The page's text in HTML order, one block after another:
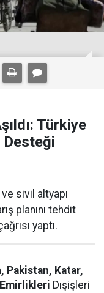
Türkiye
Desteği
sivil altyapı
planını tehdit
yaptı.
Pakistan, Katar,
Dışişleri